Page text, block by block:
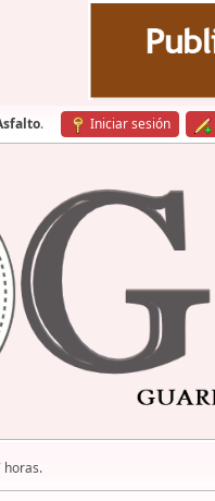
. Iniciar sesión
horas.